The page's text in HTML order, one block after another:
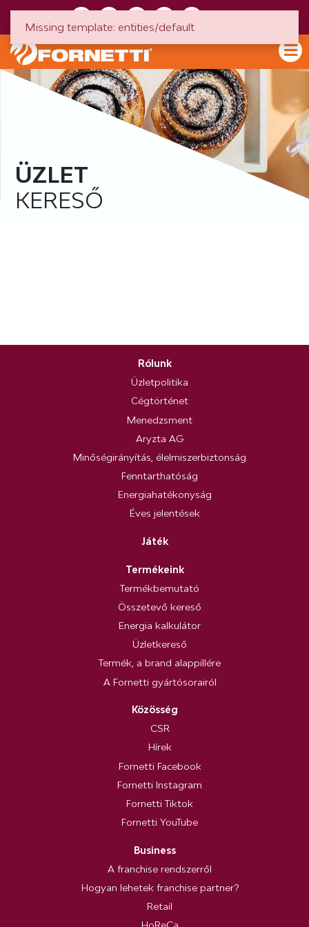
ÜZLET
KERESŐ
Rólunk
Üzletpolitika
Cégtörténet
Menedzsment
Aryzta AG
Minőségirányítás, élelmiszerbiztonság
Fenntarthatóság
Energiahatékonyság
Éves jelentések
Játék
Termékeink
Termékbemutató
Összetevő kereső
Energia kalkulátor
Üzletkereső
Termék, a brand alappillére
A Fornetti gyártósorairól
Közösség
CSR
Hírek
Fornetti Facebook
Fornetti Instagram
Fornetti Tiktok
Fornetti YouTube
Business
A franchise rendszerről
Hogyan lehetek franchise partner?
Retail
Missing template: entities/default